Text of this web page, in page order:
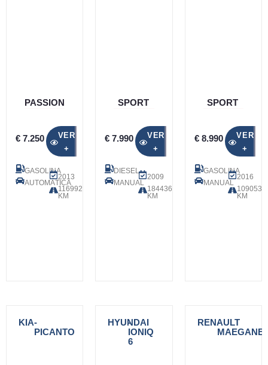
PASSION
€ 7.250
VER
+
GASOLINA
AUTOMÁTICA
2013
116992
KM
SPORT
€ 7.990
VER
+
DIESEL
MANUAL
2009
184436
KM
SPORT
€ 8.990
VER
+
GASOLINA
MANUAL
2016
109053
KM
KIA-
PICANTO
HYUNDAI
-
IONIQ
6
RENAULT
-
MAEGANE